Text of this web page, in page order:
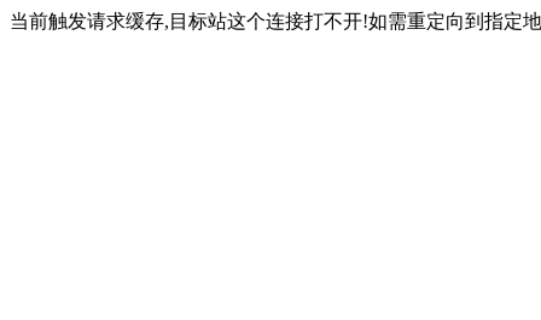
当前触发请求缓存,目标站这个连接打不开!如需重定向到指定